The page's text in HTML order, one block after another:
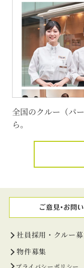
全国のクルー（パ
ら。
社員採用・クルー
物件募集
プライバシーポリシー